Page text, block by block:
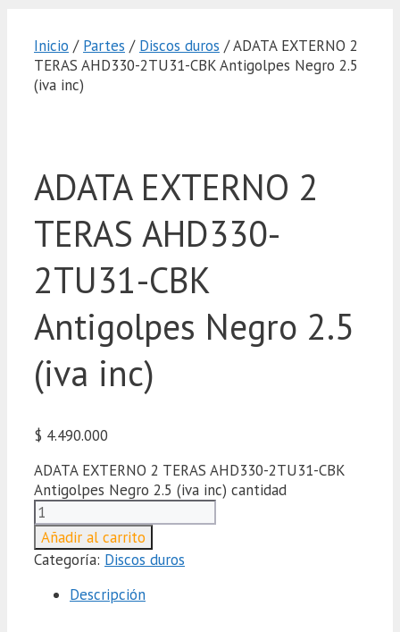
Inicio / Partes / Discos duros / ADATA EXTERNO 2
TERAS AHD330-2TU31-CBK Antigolpes Negro 2.5
(iva inc)
ADATA EXTERNO 2
TERAS AHD330-
2TU31-CBK
Antigolpes Negro 2.5
(iva inc)
$ 4.490.000
ADATA EXTERNO 2 TERAS AHD330-2TU31-CBK
Antigolpes Negro 2.5 (iva inc) cantidad
Añadir al carrito
Categoría: Discos duros
Descripción